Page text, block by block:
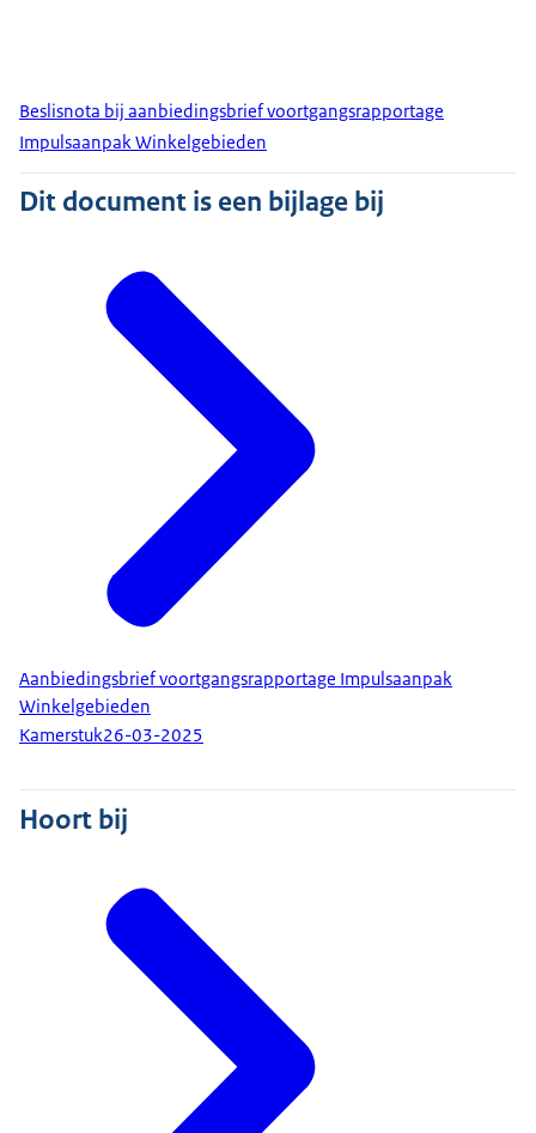
Beslisnota bij aanbiedingsbrief voortgangsrapportage
Impulsaanpak Winkelgebieden
Dit document is een bijlage bij
Aanbiedingsbrief voortgangsrapportage Impulsaanpak
Winkelgebieden
Kamerstuk26-03-2025
Hoort bij